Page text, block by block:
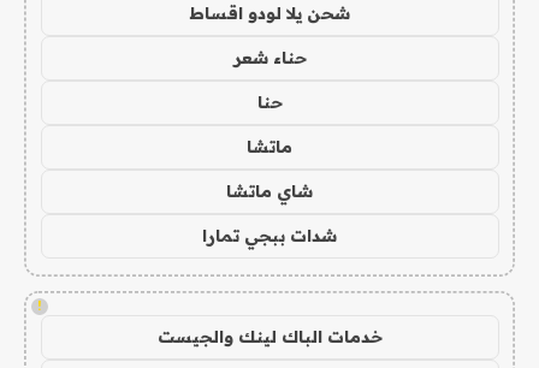
شحن يلا لودو اقساط
حناء شعر
حنا
ماتشا
شاي ماتشا
شدات ببجي تمارا
!
خدمات الباك لينك والجيست